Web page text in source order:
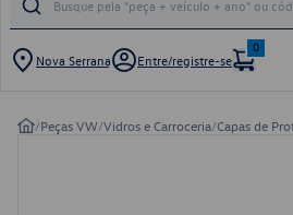
Nova Serrana Entre/registre-se
0
/Peças VW/Vidros e Carroceria/Capas de